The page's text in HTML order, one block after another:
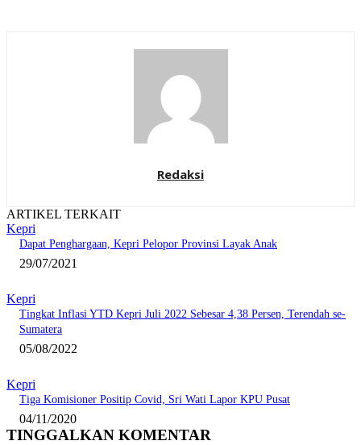
Redaksi
ARTIKEL TERKAIT
Kepri
Dapat Penghargaan, Kepri Pelopor Provinsi Layak Anak
29/07/2021
Kepri
Tingkat Inflasi YTD Kepri Juli 2022 Sebesar 4,38 Persen, Terendah se-
Sumatera
05/08/2022
Kepri
Tiga Komisioner Positip Covid, Sri Wati Lapor KPU Pusat
04/11/2020
TINGGALKAN KOMENTAR